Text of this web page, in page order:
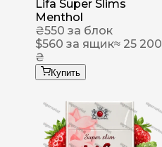
Lifa Super Slims
Menthol
₴550 за блок
$560 за ящик≈ 25 200
₴
Купить